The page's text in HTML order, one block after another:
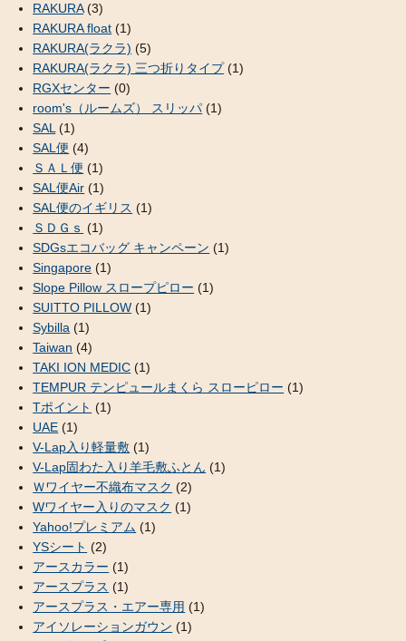
RAKURA(3)
RAKURA float (1)
RAKURA(ラクラ) (5)
RAKURA(ラクラ) 三つ折りタイプ(1)
RGXセンター (0)
room's（ルームズ） スリッパ (1)
SAL(1)
SAL便 (4)
ＳＡＬ便 (1)
SAL便Air (1)
SAL便のイギリス (1)
ＳＤＧｓ (1)
SDGsエコバッグ キャンペーン (1)
Singapore (1)
Slope Pillow スロープピロー (1)
SUITTO PILLOW (1)
Sybilla (1)
Taiwan (4)
TAKI ION MEDIC (1)
TEMPUR テンピュールまくら スローピロー (1)
Tポイント (1)
UAE (1)
V-Lap入り軽量敷 (1)
V-Lap固わた入り羊毛敷ふとん (1)
Ｗワイヤー不織布マスク (2)
Wワイヤー入りのマスク (1)
Yahoo!プレミアム (1)
YSシート (2)
アースカラー (1)
アースプラス (1)
アースプラス・エアー専用 (1)
アイソレーションガウン (1)